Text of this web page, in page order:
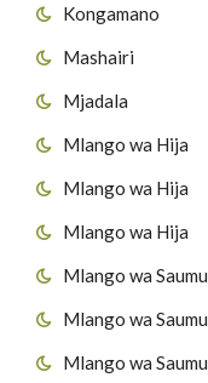
Kongamano
Mashairi
Mjadala
Mlango wa Hija
Mlango wa Hija
Mlango wa Hija
Mlango wa Saumu
Mlango wa Saumu
Mlango wa Saumu